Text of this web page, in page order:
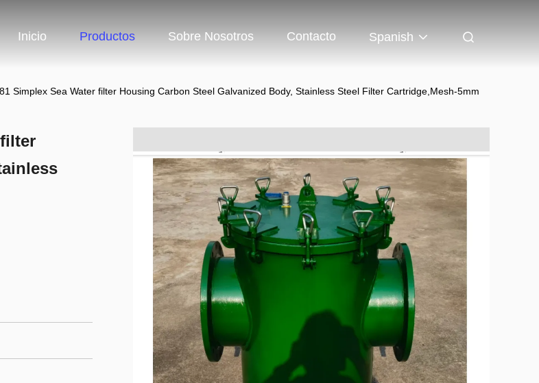
Inicio Productos Sobre Nosotros Contacto Spanish
Simplex Sea Water filter Housing Carbon Steel Galvanized Body, Stainless Steel Filter Cartridge,Mesh-5mm